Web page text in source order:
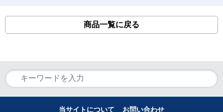
商品一覧に戻る
当サイトについて お問い合わせ